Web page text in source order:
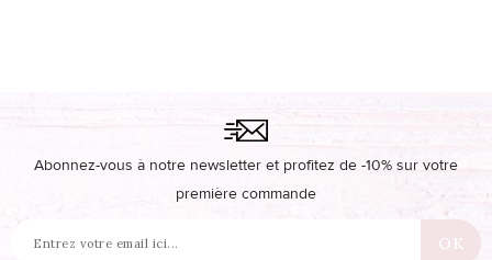
Abonnez-vous à notre newsletter et profitez de -10% sur votre
première commande